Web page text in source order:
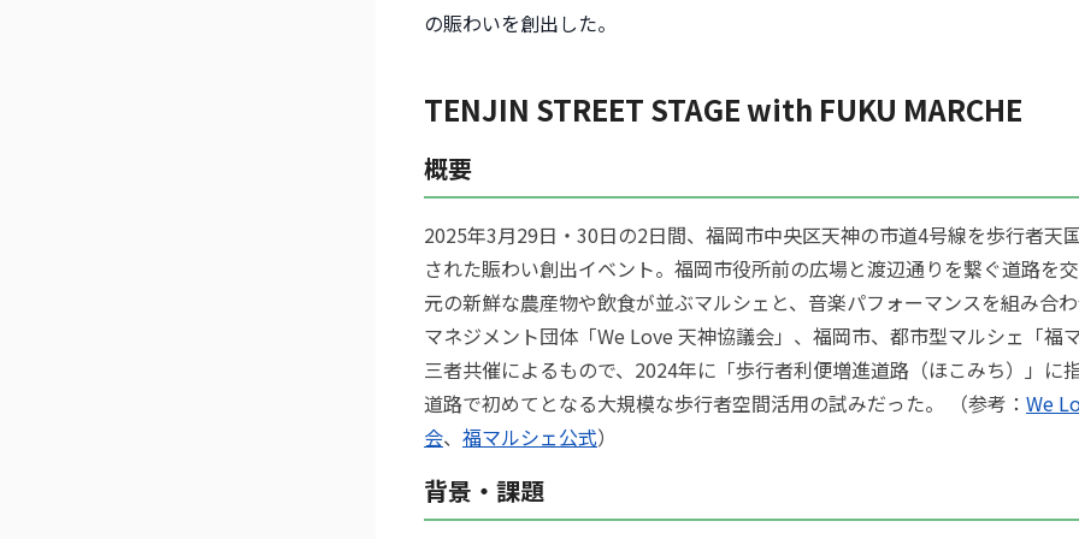
の賑わいを創出した。
TENJIN STREET STAGE with FUKU MARCHE
概要
2025年3月29日・30日の2日間、福岡市中央区天神の市道4号線を歩行者天
された賑わい創出イベント。福岡市役所前の広場と渡辺通りを繋ぐ道路を
元の新鮮な農産物や飲食が並ぶマルシェと、音楽パフォーマンスを組み合
マネジメント団体「We Love 天神協議会」、福岡市、都市型マルシェ「福
三者共催によるもので、2024年に「歩行者利便増進道路（ほこみち）」に
道路で初めてとなる大規模な歩行者空間活用の試みだった。 （参考： We
会、 福マルシェ公式）
背景・課題